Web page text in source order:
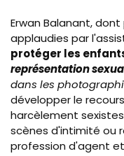
Erwan Balanant,
applaudies par
protéger les
représentation
dans les
développer le
harcèlement
scènes d'intimité ou
profession d'agent